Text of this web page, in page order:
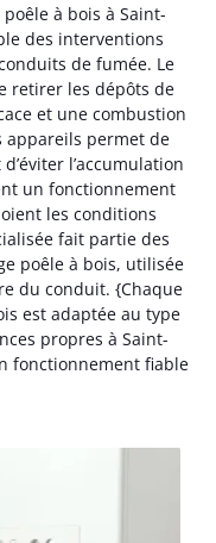
à bois à Saint-
des interventions
de fumée. Le
retirer les dépôts de
et une combustion
appareils permet de
l’accumulation
un fonctionnement
les conditions
fait partie des
poêle à bois, utilisée
du conduit. {Chaque
est adaptée au type
propres à Saint-
fonctionnement fiable